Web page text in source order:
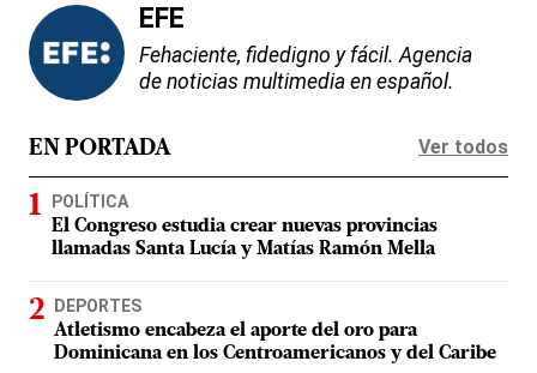
EFE
Fehaciente, fidedigno y fácil. Agencia
de noticias multimedia en español.
EN PORTADA Ver todos
POLÍTICA
El Congreso estudia crear nuevas provincias
llamadas Santa Lucía y Matías Ramón Mella
DEPORTES
Atletismo encabeza el aporte del oro para
Dominicana en los Centroamericanos y del Caribe